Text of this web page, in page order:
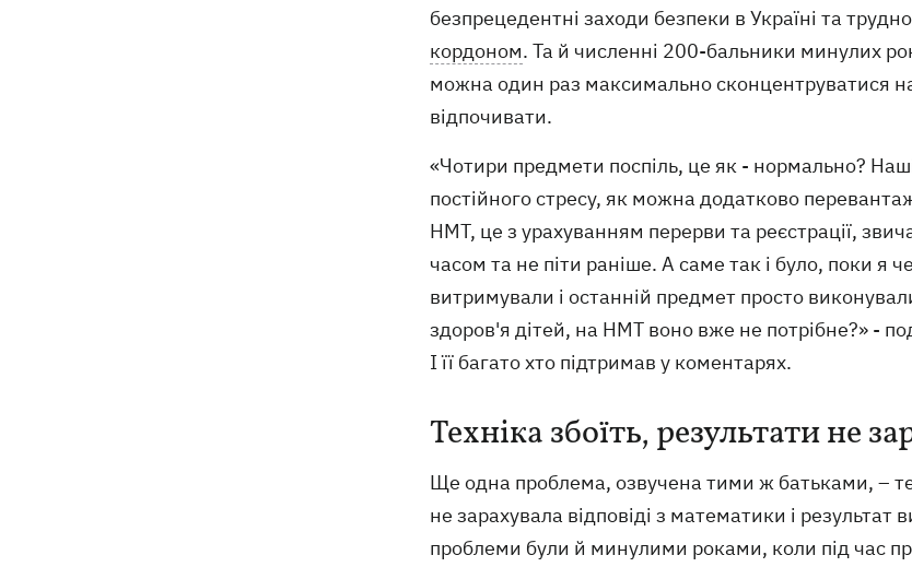
безпрецедентні заходи безпеки в Україні та
кордоном. Та й численні 200-бальники минулих
можна один раз максимально сконцентруватися
відпочивати.
«Чотири предмети поспіль, це як - нормально?
постійного стресу, як можна додатково
НМТ, це з урахуванням перерви та реєстрації,
часом та не піти раніше. А саме так і було, поки я
витримували і останній предмет просто
здоров'я дітей, на НМТ воно вже не потрібне?» -
І її багато хто підтримав у коментарях.
Техніка збоїть, результати не
Ще одна проблема, озвучена тими ж батьками, –
не зарахувала відповіді з математики і
проблеми були й минулими роками, коли під час